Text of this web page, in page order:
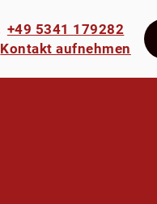
+49 5341 179282
Kontakt aufnehmen